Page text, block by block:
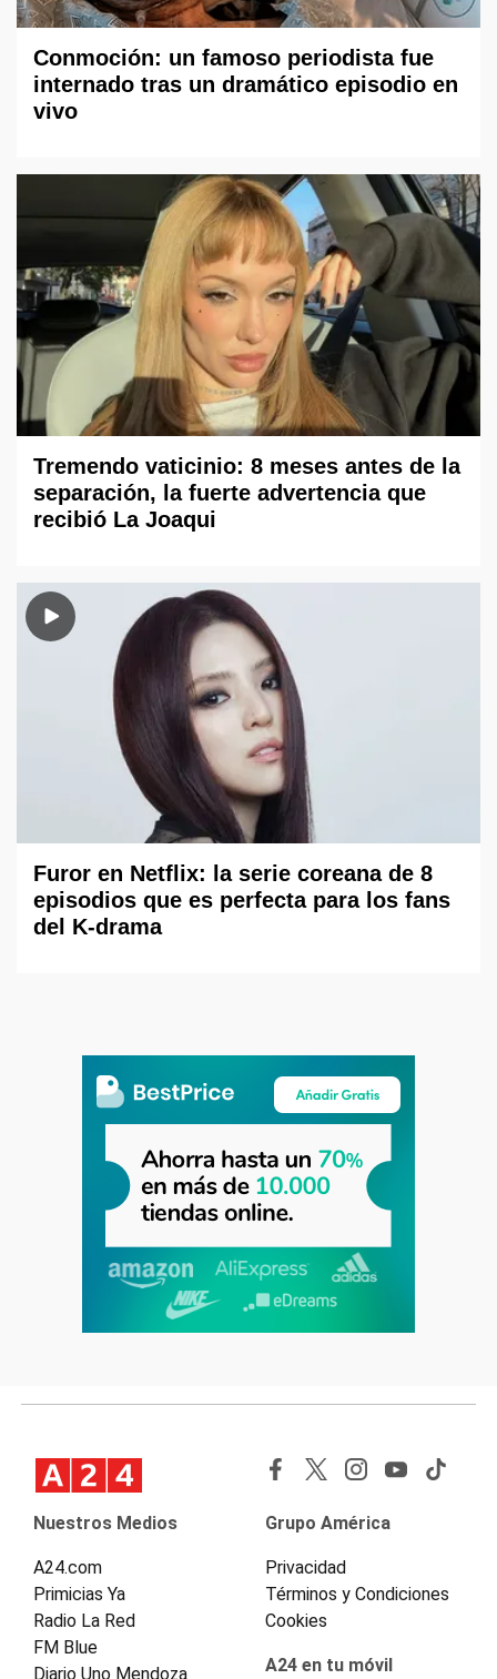
Conmoción: un famoso periodista fue
internado tras un dramático episodio en
vivo
Tremendo vaticinio: 8 meses antes de la
separación, la fuerte advertencia que
recibió La Joaqui
Furor en Netflix: la serie coreana de 8
episodios que es perfecta para los fans
del K-drama
Nuestros Medios
A24.com
Primicias Ya
Radio La Red
FM Blue
Diario Uno Mendoza
Grupo América
Privacidad
Términos y Condiciones
Cookies
A24 en tu móvil